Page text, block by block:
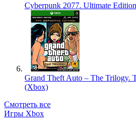
Cyberpunk 2077. Ultimate
Grand Theft Auto – The Trilogy.
(Xbox)
Смотреть все
Игры Xbox